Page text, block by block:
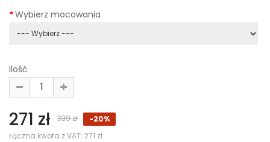
Wybierz mocowania
Ilość
271 zł 339 zł
-20%
Łączna kwota z VAT: 271 zł